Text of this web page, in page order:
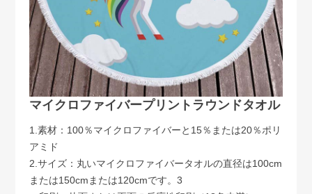
マイクロファイバープリントラウンドタオル
1.素材：100％マイクロファイバーと15％または20％ポリ
アミド
2.サイズ：丸いマイクロファイバータオルの直径は100cm
または150cmまたは120cmです。3